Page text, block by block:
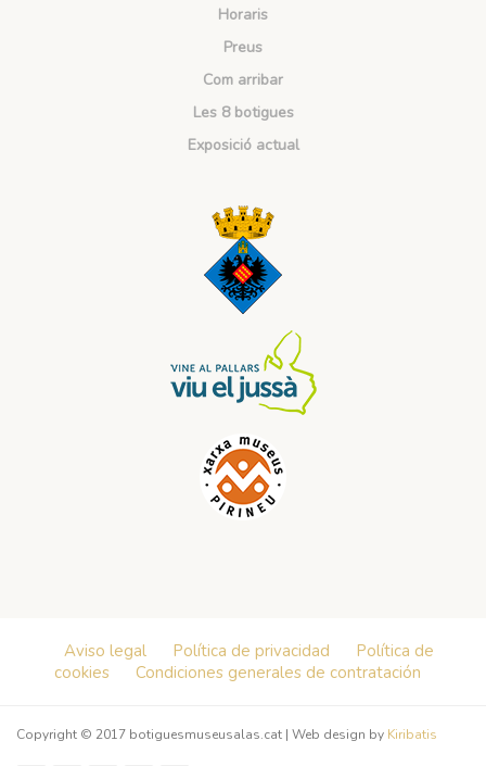
Horaris
Preus
Com arribar
Les 8 botigues
Exposició actual
Aviso legal Política de privacidad
Política de
cookies
Condiciones generales de contratación
Copyright © 2017 botiguesmuseusalas.cat | Web design by Kiribatis